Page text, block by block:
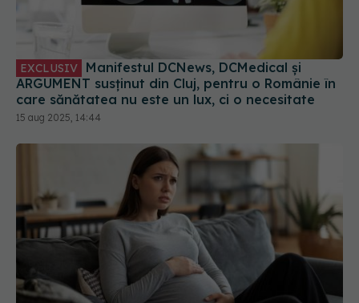
ARGUMENT susținut din Cluj, pentru o Românie în
care sănătatea nu este un lux, ci o necesitate
15 aug 2025, 14:44
trebuie să te trimită la medic. Dr. Ingrid Gheorghe
(SANADOR): Necesită prezentare imediată